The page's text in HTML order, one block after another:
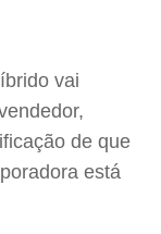
vai
de que
está